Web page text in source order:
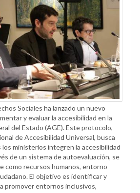
Sociales ha lanzado un nuevo
y evaluar la accesibilidad en la
del Estado (AGE). Este protocolo,
de Accesibilidad Universal, busca
ministerios integren la accesibilidad
de un sistema de autoevaluación, se
como recursos humanos, entorno
El objetivo es identificar y
promover entornos inclusivos,